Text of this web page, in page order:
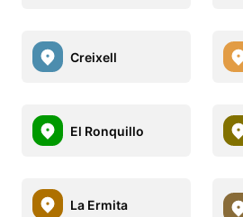
Creixell
El Ronquillo
La Ermita